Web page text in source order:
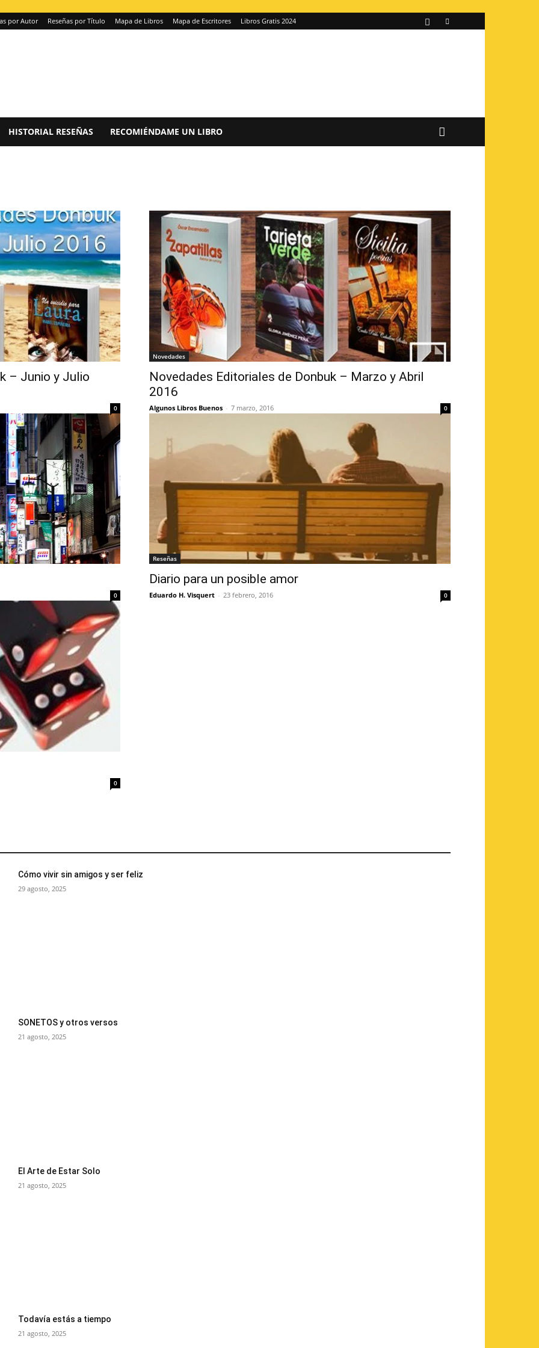
por Autor Reseñas por Título Mapa de Libros Mapa de Escritores Libros Gratis 2024
HISTORIAL RESEÑAS RECOMIÉNDAME UN LIBRO
– Junio y Julio
0
Novedades
Novedades Editoriales de Donbuk – Marzo y Abril
2016
Algunos Libros Buenos - 7 marzo, 2016 0
0
Reseñas
Diario para un posible amor
Eduardo H. Visquert - 23 febrero, 2016 0
0
Cómo vivir sin amigos y ser feliz
29 agosto, 2025
SONETOS y otros versos
21 agosto, 2025
El Arte de Estar Solo
21 agosto, 2025
Todavía estás a tiempo
21 agosto, 2025